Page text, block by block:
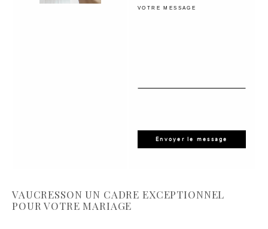
VOTRE MESSAGE
VAUCRESSON UN CADRE EXCEPTIONNEL
POUR VOTRE MARIAGE